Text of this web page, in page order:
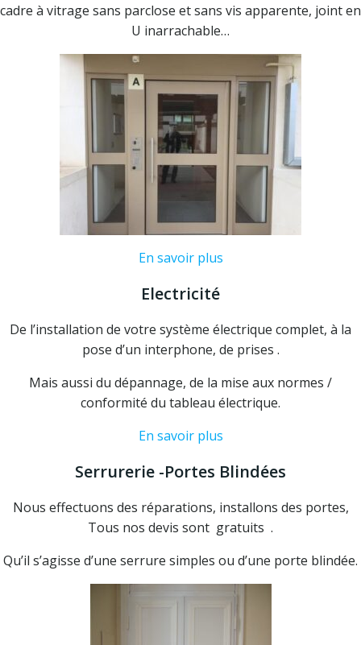
cadre à vitrage sans parclose et sans vis apparente, joint en
U inarrachable…
En savoir plus
Electricité
De l’installation de votre système électrique complet, à la
pose d’un interphone, de prises .
Mais aussi du dépannage, de la mise aux normes /
conformité du tableau électrique.
En savoir plus
Serrurerie -Portes Blindées
Nous effectuons des réparations, installons des portes,
Tous nos devis sont gratuits .
Qu’il s’agisse d’une serrure simples ou d’une porte blindée.